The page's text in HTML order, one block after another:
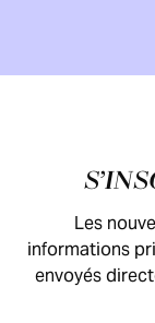
Pied de page
Les
informations
envoyés